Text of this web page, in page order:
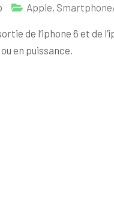
Apple,
de l’iphone 6 et de
en puissance.